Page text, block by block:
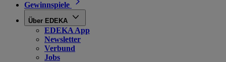
Gewinnspiele
Über EDEKA
EDEKA App
Newsletter
Verbund
Jobs